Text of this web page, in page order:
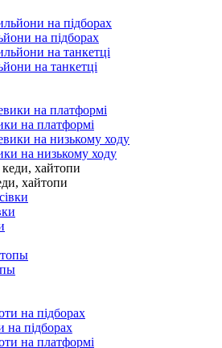
на підборах
на танкетці
на платформі
на низькому ходу
хайтопи
на підборах